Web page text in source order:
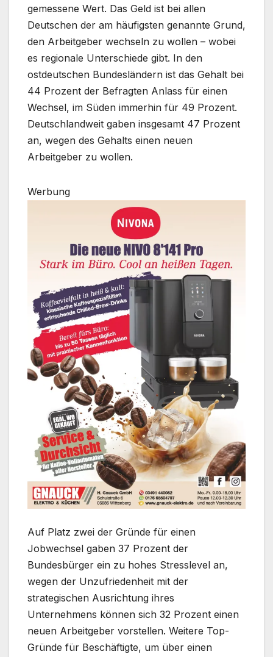
gemessene Wert. Das Geld ist bei allen
Deutschen der am häufigsten genannte Grund,
den Arbeitgeber wechseln zu wollen – wobei
es regionale Unterschiede gibt. In den
ostdeutschen Bundesländern ist das Gehalt bei
44 Prozent der Befragten Anlass für einen
Wechsel, im Süden immerhin für 49 Prozent.
Deutschlandweit gaben insgesamt 47 Prozent
an, wegen des Gehalts einen neuen
Arbeitgeber zu wollen.
Werbung
Auf Platz zwei der Gründe für einen
Jobwechsel gaben 37 Prozent der
Bundesbürger ein zu hohes Stresslevel an,
wegen der Unzufriedenheit mit der
strategischen Ausrichtung ihres
Unternehmens können sich 32 Prozent einen
neuen Arbeitgeber vorstellen. Weitere Top-
Gründe für Beschäftigte, um über einen